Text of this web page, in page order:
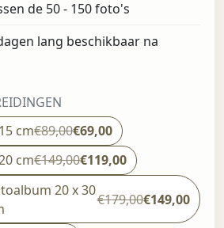
de 50 - 150 foto's
lang beschikbaar na
cm€89,00€69,00
cm€149,00€119,00
20 x 30
€179,00€149,00